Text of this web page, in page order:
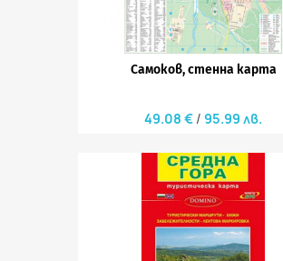
Самоков, стенна карта
49.08 € 95.99 лв.